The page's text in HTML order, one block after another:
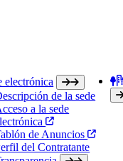
electrónica
de la sede
a la sede
de Anuncios
del Contratante